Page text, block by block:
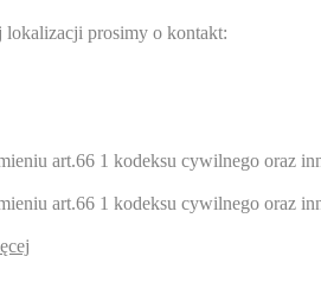
lokalizacji prosimy o kontakt:
art.66 1 kodeksu cywilnego oraz
art.66 1 kodeksu cywilnego oraz